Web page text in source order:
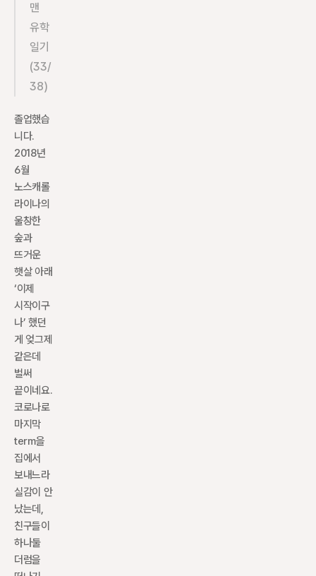
맨
유학
일기
(33/
38)
졸업했습
니다.
2018년
6월
노스캐롤
라이나의
울창한
숲과
뜨거운
햇살 아래
‘이제
시작이구
나’ 했던
게 엊그제
같은데
벌써
끝이네요.
코로나로
마지막
term을
집에서
보내느라
실감이 안
났는데,
친구들이
하나둘
더럼을